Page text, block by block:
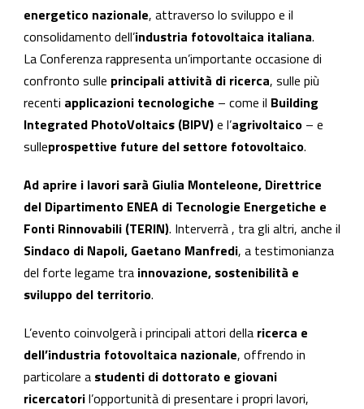
energetico nazionale, attraverso lo sviluppo e il
consolidamento dell’industria fotovoltaica italiana.
La Conferenza rappresenta un’importante occasione di
confronto sulle principali attività di ricerca, sulle più
recenti applicazioni tecnologiche – come il Building
Integrated PhotoVoltaics (BIPV)e l’agrivoltaico – e
sulleprospettive future del settore fotovoltaico.
Ad aprire i lavori sarà Giulia Monteleone, Direttrice
del Dipartimento ENEA di Tecnologie Energetiche e
Fonti Rinnovabili (TERIN). Interverrà , tra gli altri, anche il
Sindaco di Napoli, Gaetano Manfredi, a testimonianza
del forte legame tra innovazione, sostenibilità e
sviluppo del territorio.
L’evento coinvolgerà i principali attori della ricerca e
dell’industria fotovoltaica nazionale, offrendo in
particolare a studenti di dottorato e giovani
ricercatoril’opportunità di presentare i propri lavori,